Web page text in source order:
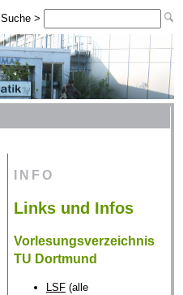
Suche >
INFO
Links und Infos
Vorlesungsverzeichnis
TU Dortmund
LSF(alle